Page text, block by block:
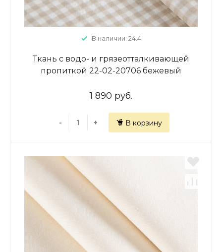
В наличии: 24.4
Ткань с водо- и грязеотталкивающей
пропиткой 22-02-20706 бежевый
1 890 руб.
- + В корзину